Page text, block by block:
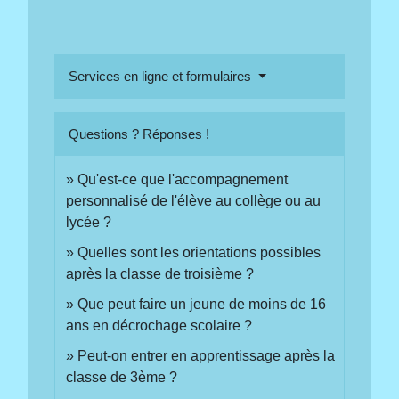
Services en ligne et formulaires
Questions ? Réponses !
Qu'est-ce que l'accompagnement
personnalisé de l'élève au collège ou au
lycée ?
Quelles sont les orientations possibles
après la classe de troisième ?
Que peut faire un jeune de moins de 16
ans en décrochage scolaire ?
Peut-on entrer en apprentissage après la
classe de 3ème ?